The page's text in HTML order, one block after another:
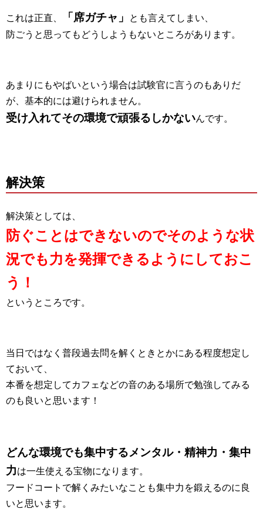
これは正直、 「席ガチャ」
とも言えてしまい、
防ごうと思ってもどうしようもないところがあります。
あまりにもやばいという場合は試験官に言うのもありだ
が、基本的には避けられません。
受け入れてその環境で頑張るしかないんです。
解決策
解決策としては、
防ぐことはできないのでそのような状
況でも力を発揮できるようにしておこ
う！
というところです。
当日ではなく普段過去問を解くときとかにある程度想定し
ておいて、
本番を想定してカフェなどの音のある場所で勉強してみる
のも良いと思います！
どんな環境でも集中するメンタル・精神力・集中
力は一生使える宝物になります。
フードコートで解くみたいなことも集中力を鍛えるのに良
いと思います。